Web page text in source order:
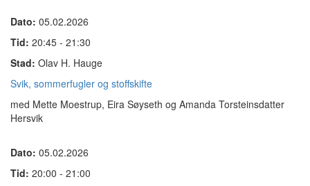
Dato: 05.02.2026
Tid: 20:45 - 21:30
Stad: Olav H. Hauge
Svik, sommerfugler og stoffskifte
med Mette Moestrup, Eira Søyseth og Amanda Torsteinsdatter
Hersvik
Dato: 05.02.2026
Tid: 20:00 - 21:00